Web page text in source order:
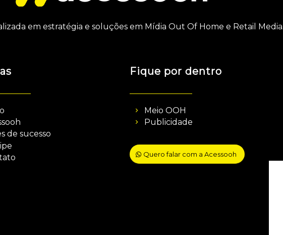
em estratégia e soluções em Mídia Out Of Home e Retail Media.
de sucesso
Fique por dentro
Meio OOH
Publicidade
Quero falar com a Acessooh